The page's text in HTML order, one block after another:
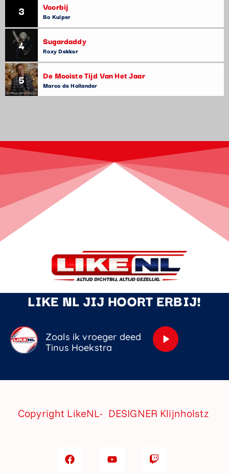
3 Voorbij
Bo Kuiper
4 Sugardaddy
Roxy Dekker
5 De Mooiste Tijd Van Het Jaar
Marco de Hollander
LIKE NL JIJ HOORT ERBIJ!
Zoals ik vroeger deed
Tinus Hoekstra
play_arrow
Copyright LikeNL- DESIGNER Klijnholstz